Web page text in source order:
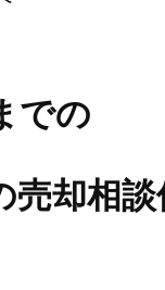
での
売却相談